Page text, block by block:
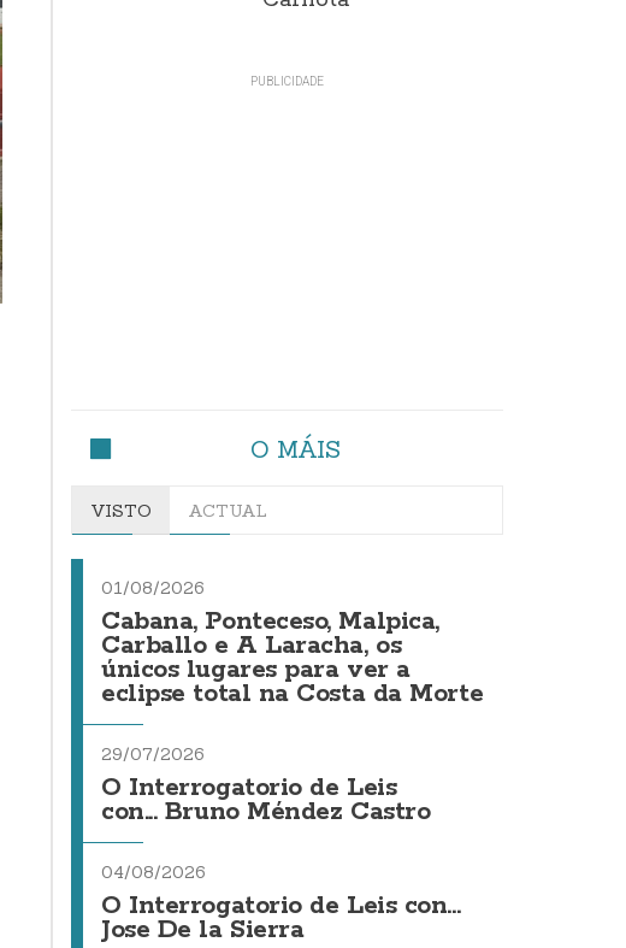
O MÁIS
VISTO ACTUAL
01/08/2026
Cabana, Ponteceso, Malpica,
Carballo e A Laracha, os
únicos lugares para ver a
eclipse total na Costa da Morte
29/07/2026
O Interrogatorio de Leis
con... Bruno Méndez Castro
04/08/2026
O Interrogatorio de Leis con...
Jose De la Sierra